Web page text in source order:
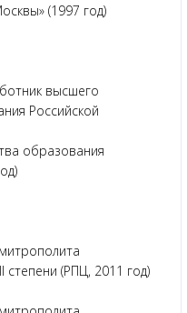
(1997 год)
высшего
Российской
образования
степени (РПЦ, 2011 год)